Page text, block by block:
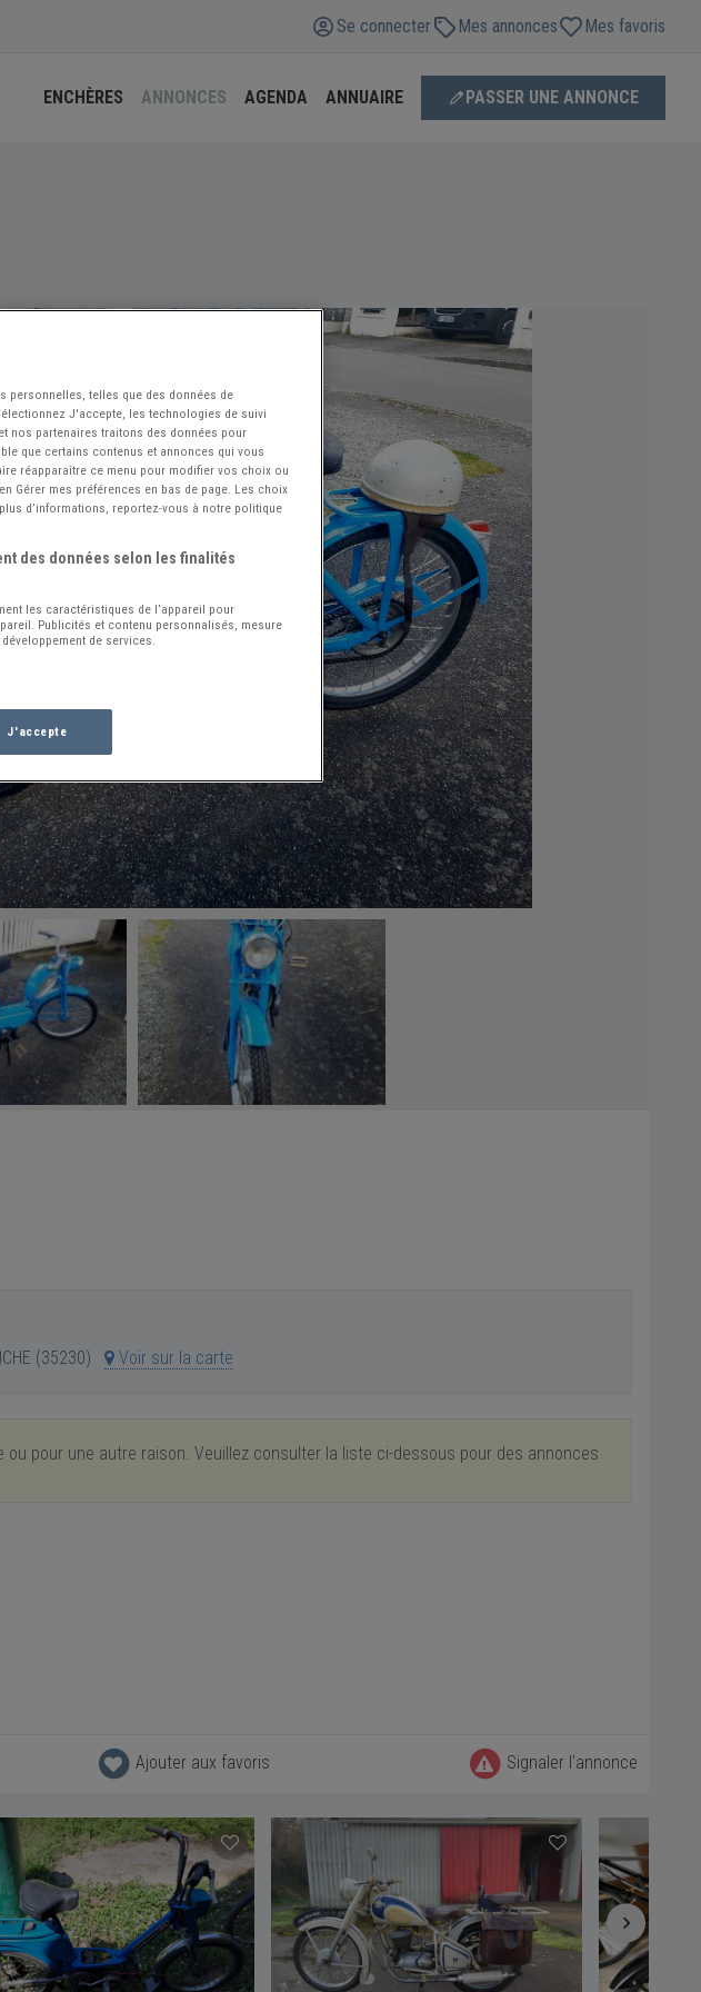
Se connecter Mes annonces Mes favoris
ENCHÈRES ANNONCES AGENDA ANNUAIRE PASSER UNE ANNONCE
(35230) Voir sur la carte
pour une autre raison. Veuillez consulter la liste ci-dessous pour des annonces
Ajouter aux favoris
Signaler l'annonce
personnelles, telles que des données de
J'accepte, les technologies de suivi
nos partenaires traitons des données pour
que certains contenus et annonces qui vous
réapparaître ce menu pour modifier vos choix ou
Gérer mes préférences en bas de page. Les choix
d’informations, reportez-vous à notre politique
des données selon les finalités
les caractéristiques de l’appareil pour
Publicités et contenu personnalisés, mesure
de services.
J'accepte